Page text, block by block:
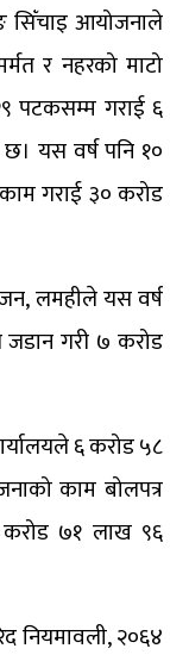
सिँचाइ आयोजनाले
र नहरको माटो
पटकसम्म गराई ६
यस वर्ष पनि १०
गराई ३० करोड
लमहीले यस वर्ष
जडान गरी ७ करोड
६ करोड ५८
काम बोलपत्र
करोड ७१ लाख ९६
नियमावली, २०६४